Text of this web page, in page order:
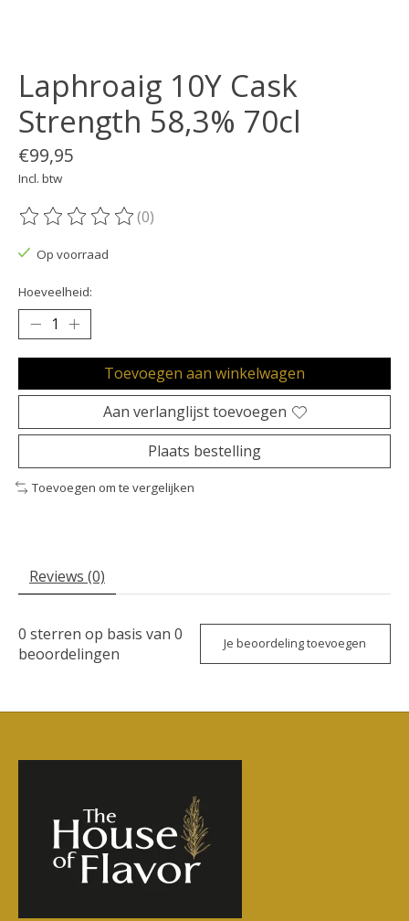
Laphroaig 10Y Cask
Strength 58,3% 70cl
€99,95
Incl. btw
De beoordeling van dit product is
(0)
Op voorraad
Hoeveelheid:
Toevoegen aan winkelwagen
Aan verlanglijst toevoegen
Plaats bestelling
Toevoegen om te vergelijken
Reviews (0)
0 sterren op basis van 0
beoordelingen
Je beoordeling toevoegen